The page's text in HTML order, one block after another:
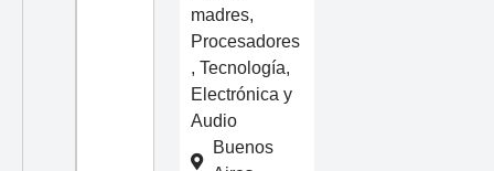
madres,
Procesadores
, Tecnología,
Electrónica y
Audio
Buenos